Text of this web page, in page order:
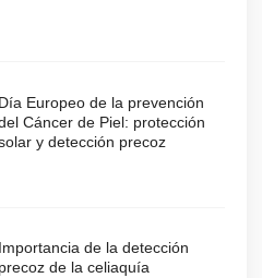
Día Europeo de la prevención
Cáncer de Piel: protección
y detección precoz
Importancia de la detección
precoz de la celiaquía